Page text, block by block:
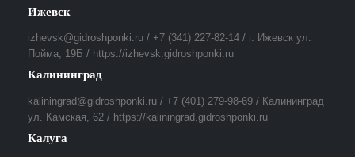
Ижевск
izhevsk@gidroshponki.ru / +7 (341) 227-82-14 / г. Ижевск ул.
Пойма, 19Б / https://izhevsk.gidroshponki.ru
Калининград
kaliningrad@gidroshponki.ru / +7 (401) 279-98-69 / Калининград
ул. Камская, 62 / https://kaliningrad.gidroshponki.ru
Калуга